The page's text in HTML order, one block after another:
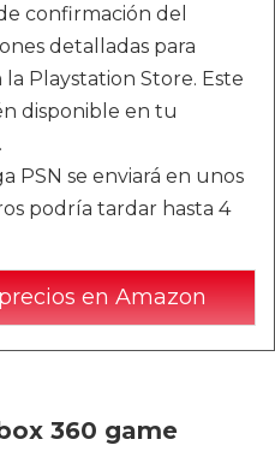
confirmación del
detalladas para
Playstation Store. Este
disponible en tu
PSN se enviará en unos
podría tardar hasta 4
en Amazon
360 game